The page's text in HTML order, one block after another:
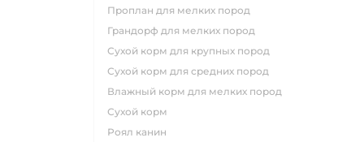
проплан для мелких пород
грандорф для мелких пород
сухой корм для крупных пород
сухой корм для средних пород
влажный корм для мелких пород
сухой корм
роял канин